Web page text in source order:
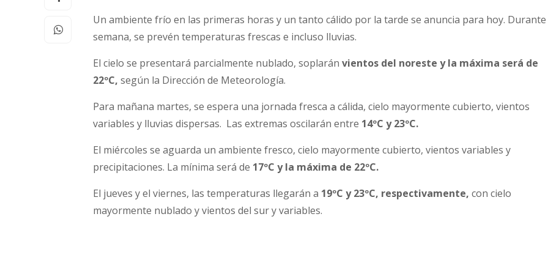
Un ambiente frío en las primeras horas y un tanto cálido por la tarde se anuncia para hoy. Durante
semana, se prevén temperaturas frescas e incluso lluvias.
El cielo se presentará parcialmente nublado, soplarán vientos del noreste y la máxima será de
22ºC, según la Dirección de Meteorología.
Para mañana martes, se espera una jornada fresca a cálida, cielo mayormente cubierto, vientos
variables y lluvias dispersas. Las extremas oscilarán entre 14ºC y 23ºC.
El miércoles se aguarda un ambiente fresco, cielo mayormente cubierto, vientos variables y
precipitaciones. La mínima será de 17ºC y la máxima de 22ºC.
El jueves y el viernes, las temperaturas llegarán a 19ºC y 23ºC, respectivamente, con cielo
mayormente nublado y vientos del sur y variables.